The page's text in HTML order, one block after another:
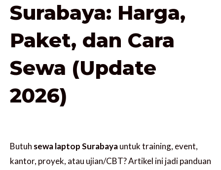
Surabaya: Harga,
Paket, dan Cara
Sewa (Update
2026)
Butuh sewa laptop Surabayauntuk training, event,
kantor, proyek, atau ujian/CBT? Artikel ini jadi panduan